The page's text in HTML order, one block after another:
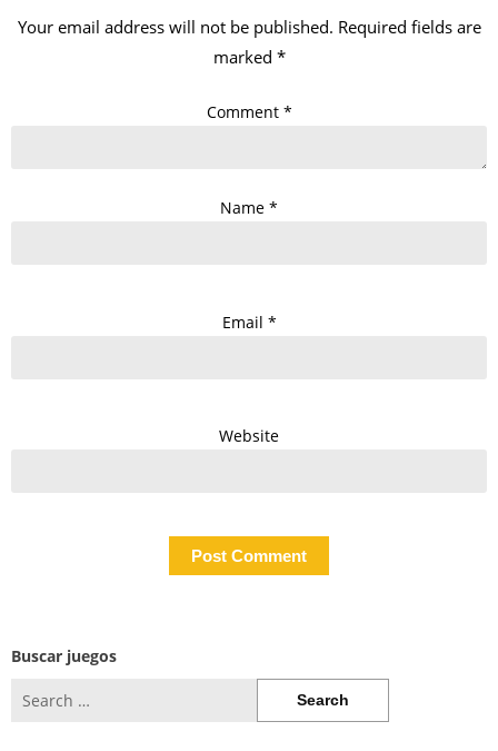
Your email address will not be published. Required fields are
marked *
Comment *
Name *
Email *
Website
Buscar juegos
for: